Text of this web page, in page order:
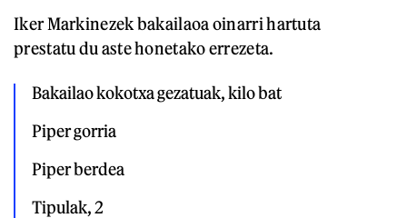
Iker Markinezek bakailaoa oinarri hartuta
prestatu du aste honetako errezeta.
Bakailao kokotxa gezatuak, kilo bat
Piper gorria
Piper berdea
Tipulak, 2